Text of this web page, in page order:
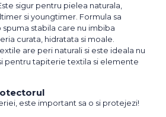
sigur pentru pielea naturala,
si youngtimer. Formula sa
stabila care nu imbiba
curata, hidratata si moale.
are peri naturali si este ideala nu
pentru tapiterie textila si elemente
este important sa o si protejezi!